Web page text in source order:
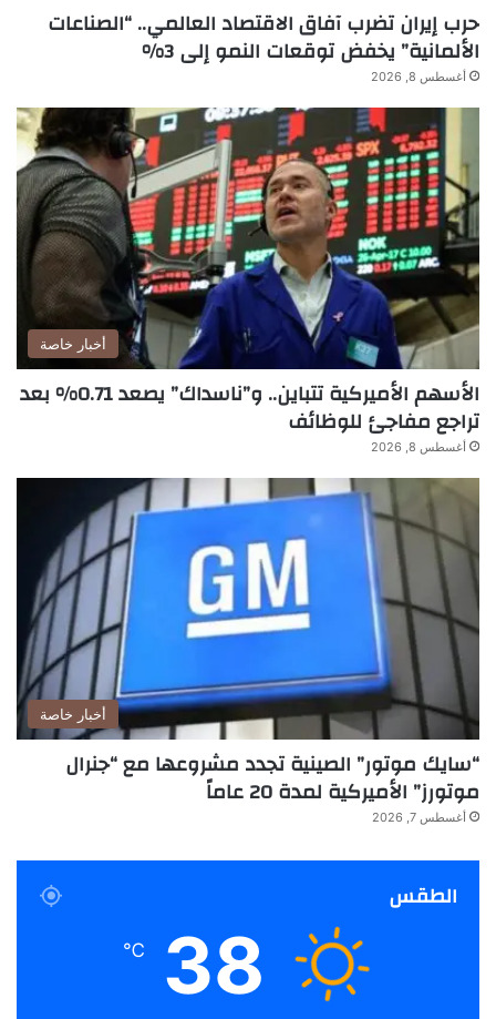
حرب إيران تضرب آفاق الاقتصاد العالمي.. “الصناعات
الألمانية” يخفض توقعات النمو إلى 3%
أغسطس 8, 2026
أخبار خاصة
الأسهم الأميركية تتباين.. و”ناسداك” يصعد 0.71% بعد
تراجع مفاجئ للوظائف
أغسطس 8, 2026
أخبار خاصة
“سايك موتور” الصينية تجدد مشروعها مع “جنرال
موتورز” الأميركية لمدة 20 عاماً
أغسطس 7, 2026
الطقس
38
℃